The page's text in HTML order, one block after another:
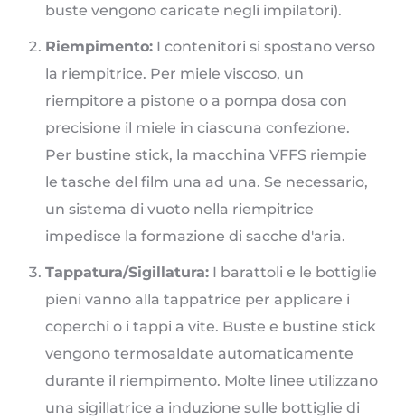
buste vengono caricate negli impilatori).
Riempimento: I contenitori si spostano verso
la riempitrice. Per miele viscoso, un
riempitore a pistone o a pompa dosa con
precisione il miele in ciascuna confezione.
Per bustine stick, la macchina VFFS riempie
le tasche del film una ad una. Se necessario,
un sistema di vuoto nella riempitrice
impedisce la formazione di sacche d'aria.
Tappatura/Sigillatura: I barattoli e le bottiglie
pieni vanno alla tappatrice per applicare i
coperchi o i tappi a vite. Buste e bustine stick
vengono termosaldate automaticamente
durante il riempimento. Molte linee utilizzano
una sigillatrice a induzione sulle bottiglie di